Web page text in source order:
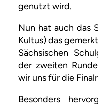
genutzt wird.
Nun hat auch das
Kultus) das
Sächsischen
der zweiten
wir uns für die
Besonders